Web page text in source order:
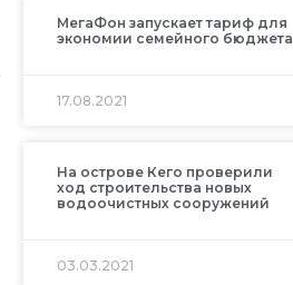
МегаФон запускает тариф для
экономии семейного бюджета
17.08.2021
На острове Кего проверили
ход строительства новых
водоочистных сооружений
03.03.2021